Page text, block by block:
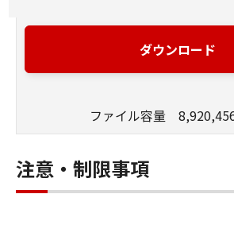
直接またはネットワークを通じ接
す。）において、「本ソフトウェ
（本契約書においては、「本ソフ
コンピューターの記憶媒体上に
ダウンロード
ファイル容量
注意・制限事項